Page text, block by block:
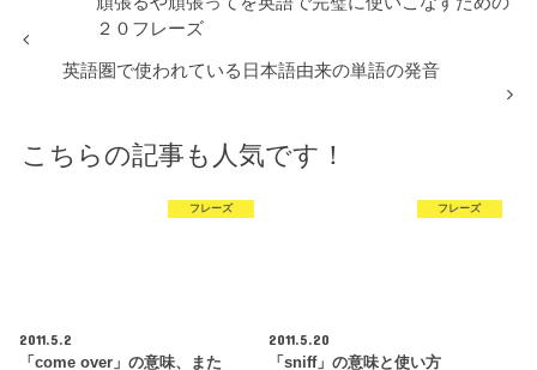
２０フレーズ
英語圏で使われている日本語由来の単語の発音
こちらの記事も人気です！
フレーズ
2011.5.2
「come over」の意味、また
フレーズ
2011.5.20
「sniff」の意味と使い方